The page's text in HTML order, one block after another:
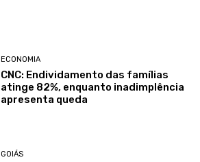
ECONOMIA
CNC: Endividamento das famílias
atinge 82%, enquanto inadimplência
apresenta queda
GOIÁS